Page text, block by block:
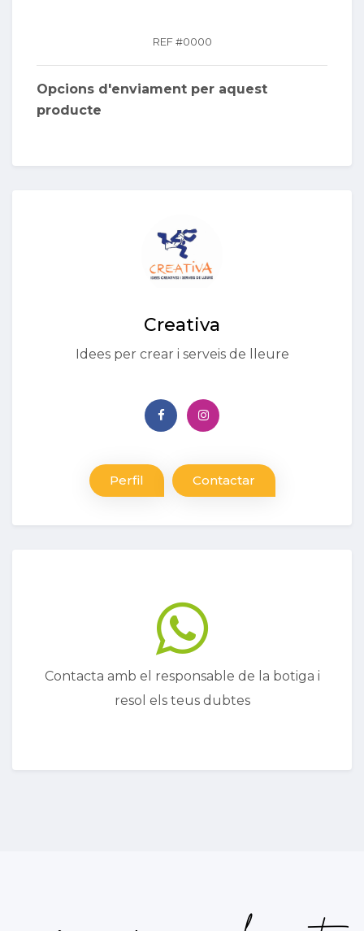
REF #0000
Opcions d'enviament per aquest
producte
Creativa
Idees per crear i serveis de lleure
Perfil Contactar
Contacta amb el responsable de la botiga i
resol els teus dubtes